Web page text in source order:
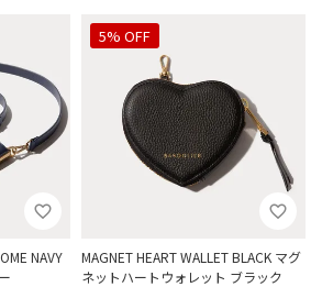
NAVY
MAGNET HEART WALLET BLACK マグ
ネットハートウォレット ブラック
5% OFF